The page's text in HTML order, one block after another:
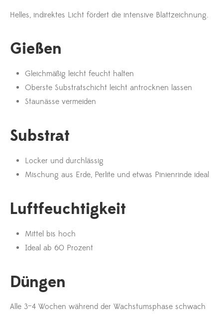
Helles, indirektes Licht fördert die intensive Blattzeichnung.
Gießen
Gleichmäßig leicht feucht halten
Oberste Substratschicht leicht antrocknen lassen
Staunässe vermeiden
Substrat
Locker und durchlässig
Mischung aus Erde, Perlite und etwas Pinienrinde ideal
Luftfeuchtigkeit
Mittel bis hoch
Ideal ab 60 Prozent
Düngen
Alle 3–4 Wochen während der Wachstumsphase schwach